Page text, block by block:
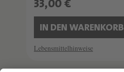
33,00 €
IN DEN WARENKORB
Lebensmittelhinweise